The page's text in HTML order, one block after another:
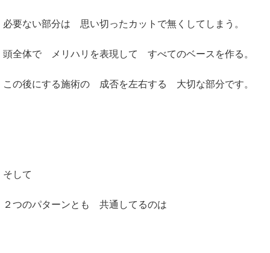
必要ない部分は 思い切ったカットで無くしてしまう。
頭全体で メリハリを表現して すべてのベースを作る。
この後にする施術の 成否を左右する 大切な部分です。
そして
２つのパターンとも 共通してるのは